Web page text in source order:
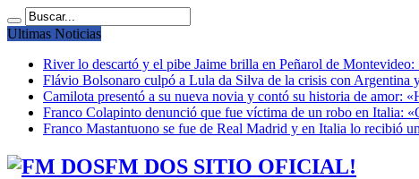
Ultimas Noticias
River lo descartó y el pibe Jaime brilla en Peñarol de Montevideo:
Flávio Bolsonaro culpó a Lula da Silva de la crisis con
Camilota presentó a su nueva novia y contó su historia de amor:
Franco Colapinto denunció que fue víctima de un robo en Italia:
Franco Mastantuono se fue de Real Madrid y en Italia lo recibió
FM DOS SITIO OFICIAL!